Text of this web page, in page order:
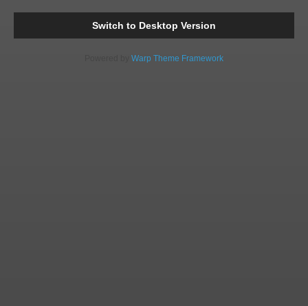
Comments
Switch to Desktop Version
Warp Theme Framework